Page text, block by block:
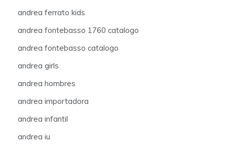
andrea ferrato kids
andrea fontebasso 1760 catalogo
andrea fontebasso catalogo
andrea girls
andrea hombres
andrea importadora
andrea infantil
andrea iu